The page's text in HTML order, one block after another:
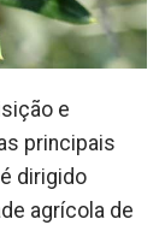
e
principais
dirigido
agrícola de